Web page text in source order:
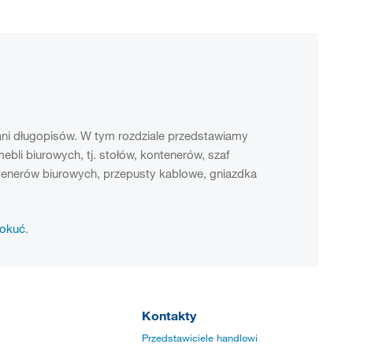
długopisów. W tym rozdziale przedstawiamy
biurowych, tj. stołów, kontenerów, szaf
biurowych, przepusty kablowe, gniazdka
.
Kontakty
Przedstawiciele handlowi